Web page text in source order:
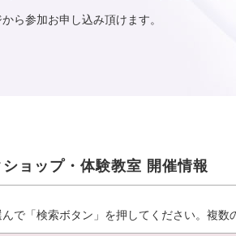
ら参加お申し込み頂けます。
ショップ・体験教室 開催情報
で「検索ボタン」を押してください。複数